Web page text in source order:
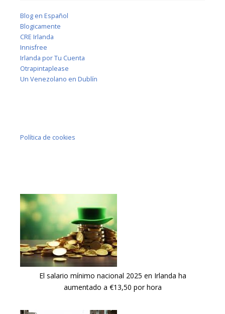
Blog en Español
Blogicamente
CRE Irlanda
Innisfree
Irlanda por Tu Cuenta
Otrapintaplease
Un Venezolano en Dublín
Política de cookies
El salario mínimo nacional 2025 en Irlanda ha
aumentado a €13,50 por hora